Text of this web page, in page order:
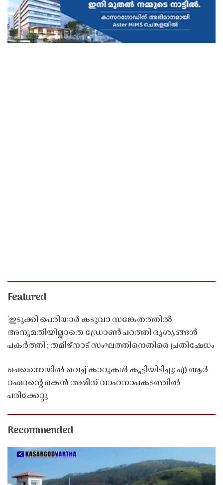
Featured
'ഇടുക്കി പെരിയാർ കടുവാ സങ്കേതത്തിൽ
അനുമതിയില്ലാതെ ഡ്രോൺ പറത്തി ദൃശ്യങ്ങൾ
പകർത്തി'; തമിഴ്നാട് സംഘത്തിനെതിരെ പ്രതിഷേധം
ചെന്നൈയിൽ വെച്ച് കാറുകൾ കൂട്ടിയിടിച്ചു; എ ആർ
റഹ്മാൻ്റെ മകൻ അമീന് വാഹനാപകടത്തിൽ
പരിക്കേറ്റു
Recommended